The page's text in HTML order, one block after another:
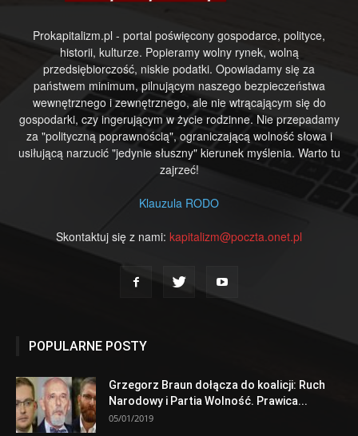
Prokapitalizm.pl - portal poświęcony gospodarce, polityce,
historii, kulturze. Popieramy wolny rynek, wolną
przedsiębiorczość, niskie podatki. Opowiadamy się za
państwem minimum, pilnującym naszego bezpieczeństwa
wewnętrznego i zewnętrznego, ale nie wtrącającym się do
gospodarki, czy ingerującym w życie rodzinne. Nie przepadamy
za "polityczną poprawnością", ograniczającą wolność słowa i
usiłującą narzucić "jedynie słuszny" kierunek myślenia. Warto tu
zajrzeć!
Klauzula RODO
Skontaktuj się z nami: kapitalizm@poczta.onet.pl
POPULARNE POSTY
Grzegorz Braun dołącza do koalicji: Ruch
Narodowy i Partia Wolność. Prawica...
05/01/2019